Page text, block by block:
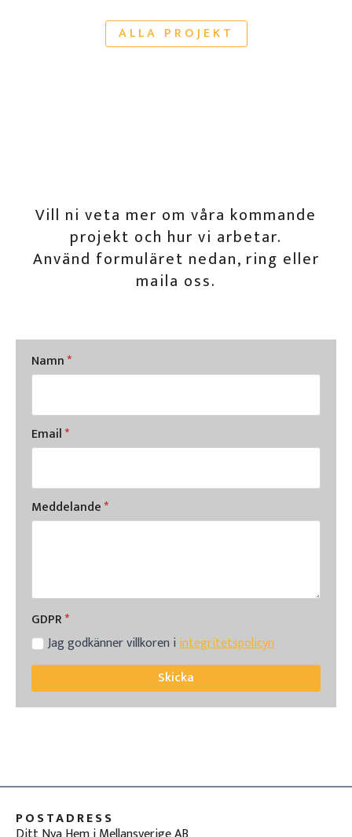
ALLA PROJEKT
Vill ni veta mer om våra kommande
projekt och hur vi arbetar.
Använd formuläret nedan, ring eller
maila oss.
Namn*
Email*
Meddelande*
GDPR*
Jag godkänner villkoren iintegritetspolicyn
Skicka
POSTADRESS